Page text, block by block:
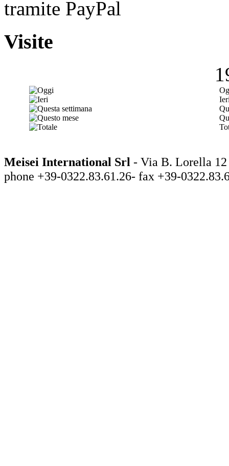
Visite
Meisei International Srl - Via B. Lorella
phone +39-0322.83.61.26- fax +39-